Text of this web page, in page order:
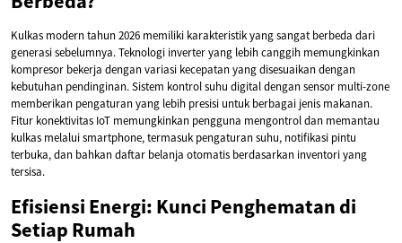
Kulkas modern tahun 2026 memiliki karakteristik yang sangat berbeda dari
generasi sebelumnya. Teknologi inverter yang lebih canggih memungkinkan
kompresor bekerja dengan variasi kecepatan yang disesuaikan dengan
kebutuhan pendinginan. Sistem kontrol suhu digital dengan sensor multi-zone
memberikan pengaturan yang lebih presisi untuk berbagai jenis makanan.
Fitur konektivitas IoT memungkinkan pengguna mengontrol dan memantau
kulkas melalui smartphone, termasuk pengaturan suhu, notifikasi pintu
terbuka, dan bahkan daftar belanja otomatis berdasarkan inventori yang
tersisa.
Efisiensi Energi: Kunci Penghematan di
Setiap Rumah